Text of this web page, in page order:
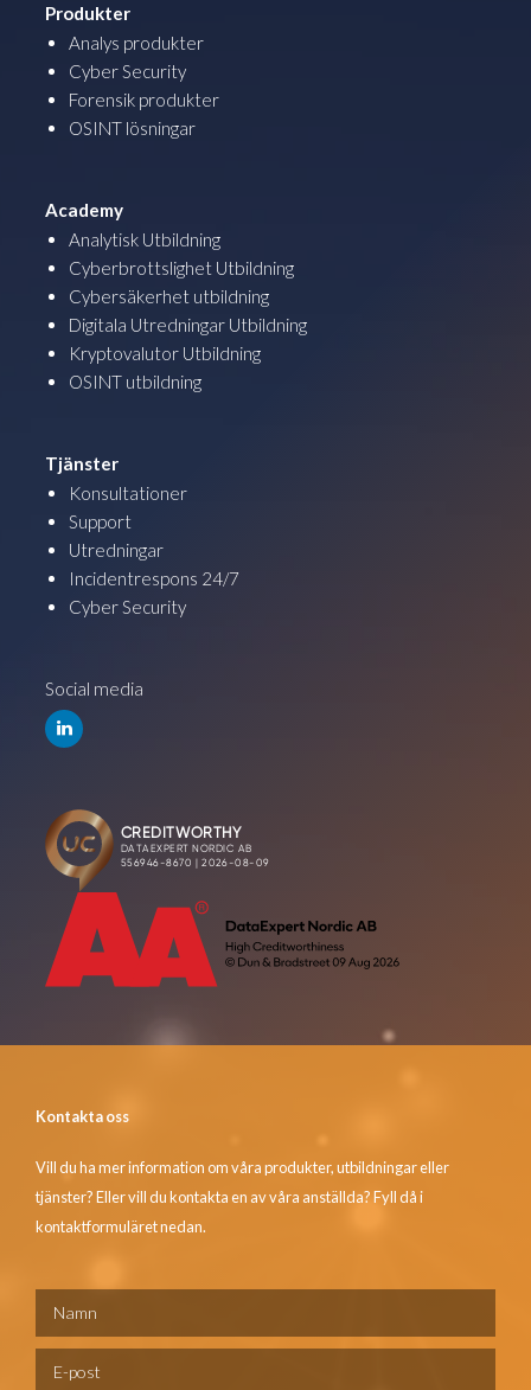
Produkter
Analys produkter
Cyber Security
Forensik produkter
OSINT lösningar
Academy
Analytisk Utbildning
Cyberbrottslighet Utbildning
Cybersäkerhet utbildning
Digitala Utredningar Utbildning
Kryptovalutor Utbildning
OSINT utbildning
Tjänster
Konsultationer
Support
Utredningar
Incidentrespons 24/7
Cyber Security
Social media
Kontakta oss
Vill du ha mer information om våra produkter, utbildningar eller
tjänster? Eller vill du kontakta en av våra anställda? Fyll då i
kontaktformuläret nedan.